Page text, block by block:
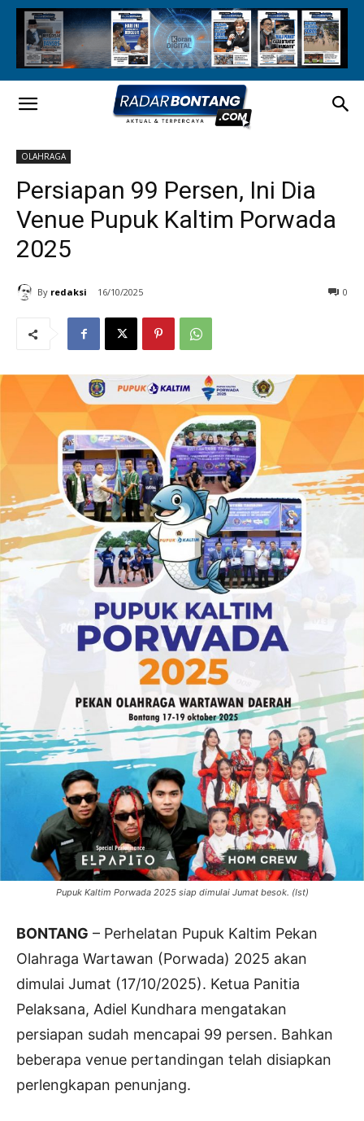
OLAHRAGA
Persiapan 99 Persen, Ini Dia
Venue Pupuk Kaltim Porwada
2025
By redaksi 16/10/2025 0
Pupuk Kaltim Porwada 2025 siap dimulai Jumat besok. (Ist)
BONTANG – Perhelatan Pupuk Kaltim Pekan
Olahraga Wartawan (Porwada) 2025 akan
dimulai Jumat (17/10/2025). Ketua Panitia
Pelaksana, Adiel Kundhara mengatakan
persiapan sudah mencapai 99 persen. Bahkan
beberapa venue pertandingan telah disiapkan
perlengkapan penunjang.